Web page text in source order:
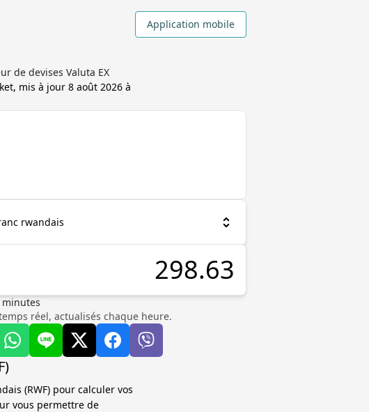
Application mobile
de devises Valuta EX
mis à jour 8 août 2026 à
rwandais
minutes
réel, actualisés chaque heure.
(RWF) pour calculer vos
vous permettre de